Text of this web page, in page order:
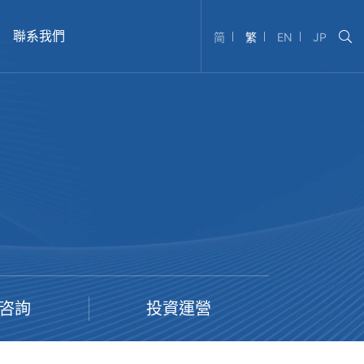
聯系我們 简 繁 EN JP
詢 投資運營